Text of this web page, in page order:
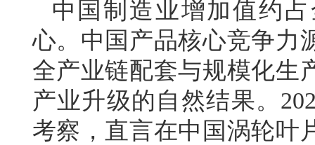
中国制造业增加值约
心。中国产品核心竞争力
全产业链配套与规模化生
产业升级的自然结果。
考察，直言在中国涡轮叶